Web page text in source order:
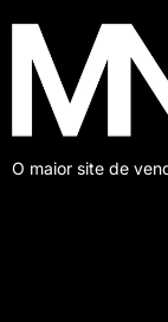
O maior site de